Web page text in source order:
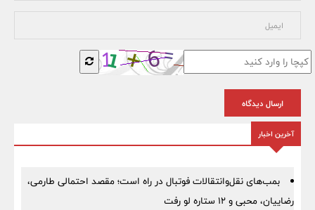
ارسال دیدگاه
آخرین اخبار
بمب‌های نقل‌وانتقالات فوتبال در راه است؛ مقصد احتمالی طارمی،
رضاییان، محبی و ۱۲ ستاره لو رفت